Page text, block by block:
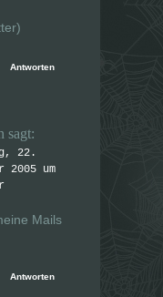
Antworten
sagt:
22.
2005 um
Mails
Antworten